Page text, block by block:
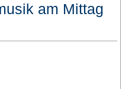
am Mittag